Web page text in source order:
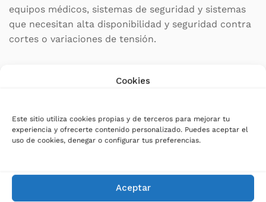
Cookies
Este sitio utiliza cookies propias y de terceros para mejorar tu
experiencia y ofrecerte contenido personalizado. Puedes aceptar el
uso de cookies, denegar o configurar tus preferencias.
Aceptar
equipos médicos, sistemas de seguridad y sistemas
que necesitan alta disponibilidad y seguridad contra
cortes o variaciones de tensión.
Características técnicas del
TWIN RT3 LION